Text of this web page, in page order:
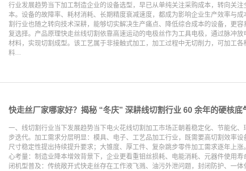
行业发展趋势当下加工制造企业的设备选型，早已从单纯关注采购成本，转向关
本。设备的故障率、耗材消耗、长期精度衰减速度，都成为影响企业生产效率与成
割行业也随之转向技术深耕，能够切实解决生产痛点、降低综合成本的设备，更
复选择。产品原理快走丝线切割依靠高速运动的电极丝作为工具电极，通过脉冲
材料，实现切割成型。该工艺属于非接触式加工，加工过程中无切削力，可加工
料...
快走丝厂家哪家好？揭秘 “冬庆” 深耕线切割行业 60 余年的硬核底
一、线切割行业当下发展趋势当下电火花线切割加工市场正朝着稳定化、节能化
步迭代。加工需求分层明显：模具、电子、工艺品加工行业，既需要高切割效率设
尺寸稳定性提出持续提升要求；大锥度、厚工件、复杂跳步零件加工需求逐年上
心考量：制造业降本增效背景下，企业更看重钼丝损耗、电能消耗、元器件使用
闭机型普及：传统敞开式快走丝存在工作液飞溅、油污外泄问题，封闭防护、一